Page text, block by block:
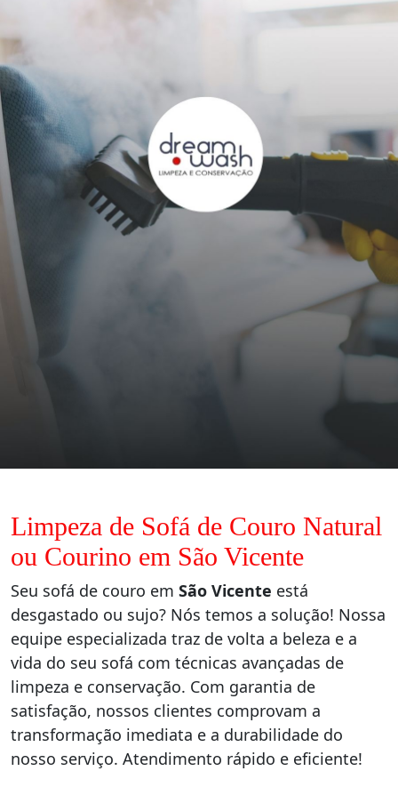
Limpeza de Sofá de Couro Natural
ou Courino em São Vicente
Seu sofá de couro em São Vicente está
desgastado ou sujo? Nós temos a solução! Nossa
equipe especializada traz de volta a beleza e a
vida do seu sofá com técnicas avançadas de
limpeza e conservação. Com garantia de
satisfação, nossos clientes comprovam a
transformação imediata e a durabilidade do
nosso serviço. Atendimento rápido e eficiente!